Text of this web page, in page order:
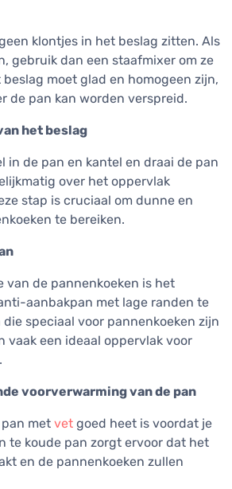
klontjes in het beslag zitten. Als
gebruik dan een staafmixer om ze
moet glad en homogeen zijn,
de pan kan worden verspreid.
het beslag
in de pan en kantel en draai de pan
over het oppervlak
stap is cruciaal om dunne en
te bereiken.
van de pannenkoeken is het
aanbakpan met lage randen te
speciaal voor pannenkoeken zijn
vaak een ideaal oppervlak voor
voorverwarming van de pan
met vet goed heet is voordat je
te koude pan zorgt ervoor dat het
en de pannenkoeken zullen